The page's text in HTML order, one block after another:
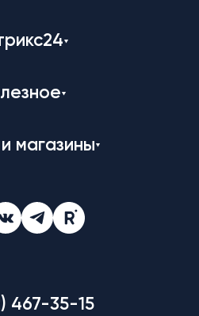
магазины
467-35-15